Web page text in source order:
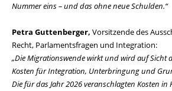
Nummer eins – und das ohne neue Schulden.“
Petra Guttenberger, Vorsitzende des
Recht, Parlamentsfragen und Integration:
Die Migrationswende wirkt und wird auf Sicht
Kosten für Integration, Unterbringung und
Die für das Jahr 2026 veranschlagten Kosten in